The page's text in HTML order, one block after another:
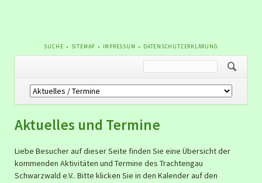
NAVIGATION
SUCHE SITEMAP IMPRESSUM DATENSCHUTZERKLÄRUNG
Navigation
überspringen
Aktuelles und Termine
Liebe Besucher auf dieser Seite finden Sie eine Übersicht der
kommenden Aktivitäten und Termine des Trachtengau
Schwarzwald e.V.. Bitte klicken Sie in den Kalender auf den